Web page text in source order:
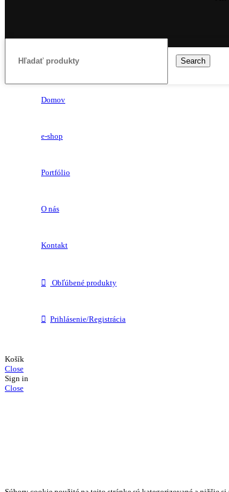
Search
Domov
e-shop
Portfólio
O nás
Kontakt
Obľúbené produkty
Prihlásenie/Registrácia
Košík
Close
Sign in
Close